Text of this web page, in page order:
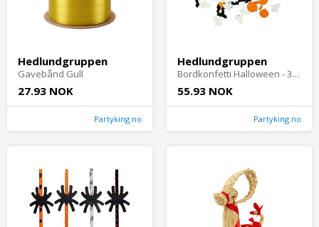
Hedlundgruppen
Gavebånd Gull
27.93 NOK
Partyking.no
Hedlundgruppen
Bordkonfetti Halloween - 30 g
55.93 NOK
Partyking.no